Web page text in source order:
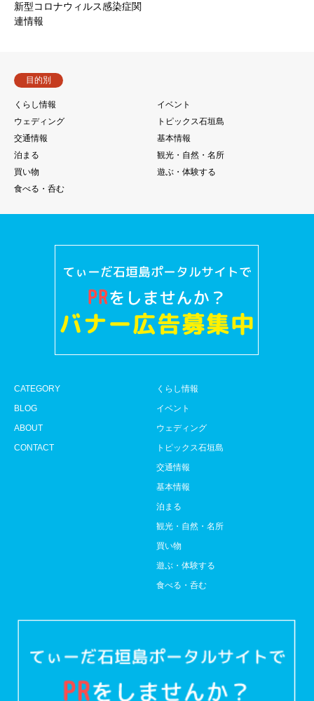
新型コロナウィルス感染症関
連情報
目的別
くらし情報
イベント
ウェディング
トピックス石垣島
交通情報
基本情報
泊まる
観光・自然・名所
買い物
遊ぶ・体験する
食べる・呑む
CATEGORY
BLOG
ABOUT
CONTACT
くらし情報
イベント
ウェディング
トピックス石垣島
交通情報
基本情報
泊まる
観光・自然・名所
買い物
遊ぶ・体験する
食べる・呑む